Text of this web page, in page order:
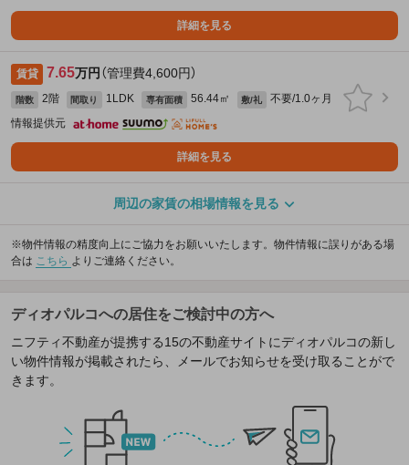
詳細を見る
賃貸 7.65万円 （管理費4,600円）
階数 2階 間取り 1LDK 専有面積 56.44㎡ 敷/礼
不要/1.0ヶ月
情報提供元
詳細を見る
周辺の家賃の相場情報を見る
※物件情報の精度向上にご協力をお願いいたします。物件情報に誤りがある場
合は こちら よりご連絡ください。
ディオパルコへの居住をご検討中の方へ
ニフティ不動産が提携する15の不動産サイトにディオパルコの新し
い物件情報が掲載されたら、メールでお知らせを受け取ることがで
きます。